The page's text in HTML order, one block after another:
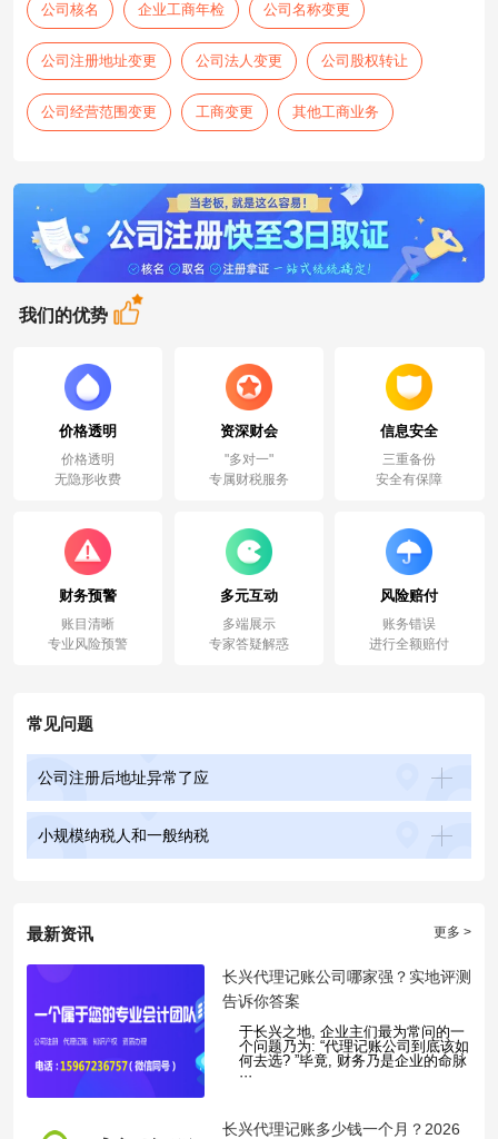
公司核名 企业工商年检 公司名称变更
公司注册地址变更 公司法人变更 公司股权转让
公司经营范围变更 工商变更 其他工商业务
我们的优势
价格透明
价格透明
无隐形收费
资深财会
"多对一"
专属财税服务
信息安全
三重备份
安全有保障
财务预警
账目清晰
专业风险预警
多元互动
多端展示
专家答疑解惑
风险赔付
账务错误
进行全额赔付
常见问题
公司注册后地址异常了应
小规模纳税人和一般纳税
更多 >
最新资讯
​长兴代理记账公司哪家强？实地评测
告诉你答案
于长兴之地, 企业主们最为常问的一
个问题乃为: “代理记账公司到底该如
何去选? ”毕竟, 财务乃是企业的命脉
···
​长兴代理记账多少钱一个月？2026